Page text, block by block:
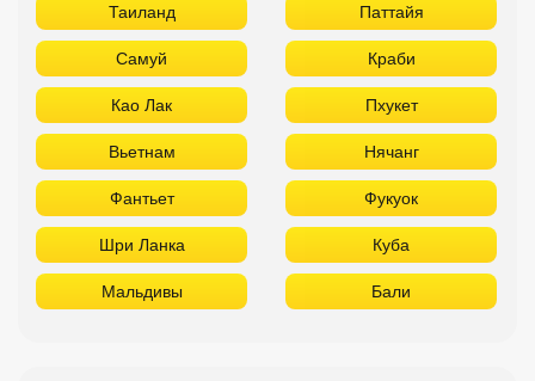
Таиланд Паттайя
Самуй Краби
Као Лак Пхукет
Вьетнам Нячанг
Фантьет Фукуок
Шри Ланка Куба
Мальдивы Бали